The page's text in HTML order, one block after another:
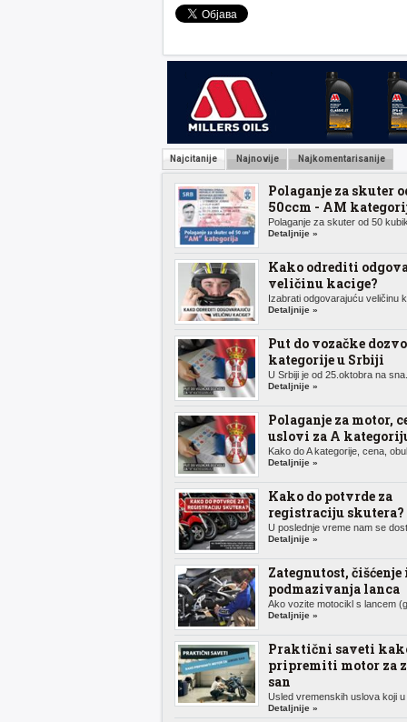
Najcitanije Najnovije Najkomentarisanije
Polaganje za skuter
50ccm - AM
Polaganje za skuter od 50
Detaljnije »
Kako odrediti
veličinu kacige?
Izabrati odgovarajuću veličinu
Detaljnije »
Put do vozačke
kategorije u Srbiji
U Srbiji je od 25.oktobra na
Detaljnije »
Polaganje za motor,
uslovi za A
Kako do A kategorije, cena,
Detaljnije »
Kako do potvrde za
registraciju skutera?
U poslednje vreme nam se
Detaljnije »
Zategnutost, čišćenje
podmazivanja lanca
Ako vozite motocikl s lancem
Detaljnije »
Praktični saveti
pripremiti motor za
san
Usled vremenskih uslova koji
Detaljnije »